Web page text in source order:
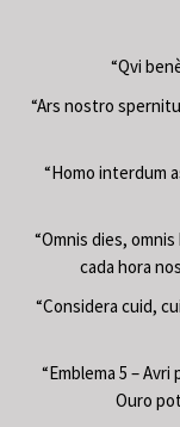
“Qvi
“Ars nostro
“Homo interdum
“Omnis dies,
cada hora
“Considera cuid,
“Emblema 5 –
Ouro